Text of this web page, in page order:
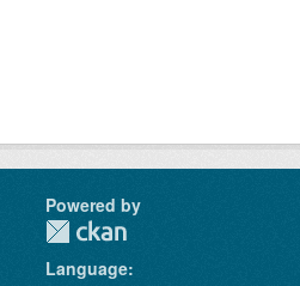
Powered by
Language